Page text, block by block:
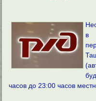
в
часов до 23:00 часов